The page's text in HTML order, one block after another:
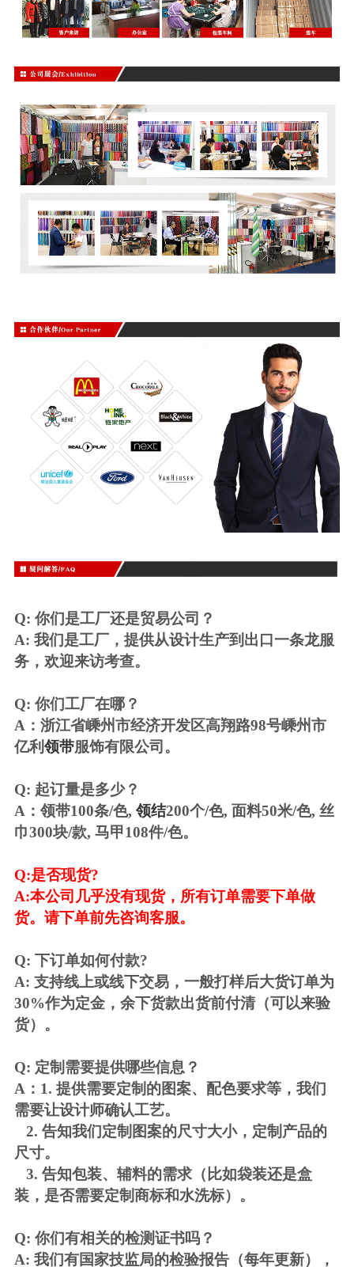
Q: 你们是工厂还是贸易公司？
A: 我们是工厂，提供从设计生产到出口一条龙服
务，欢迎来访考查。
Q: 你们工厂在哪？
A：浙江省嵊州市经济开发区高翔路98号嵊州市
亿利领带服饰有限公司。
Q: 起订量是多少？
A：领带100条/色, 领结200个/色, 面料50米/色, 丝
巾300块/款, 马甲108件/色。
Q:是否现货?
A:本公司几乎没有现货，所有订单需要下单做
货。请下单前先咨询客服。
Q: 下订单如何付款?
A: 支持线上或线下交易，一般打样后大货订单为
30%作为定金，余下货款出货前付清（可以来验
货）。
Q: 定制需要提供哪些信息？
A：1. 提供需要定制的图案、配色要求等，我们
需要让设计师确认工艺。
2. 告知我们定制图案的尺寸大小，定制产品的
尺寸。
3. 告知包装、辅料的需求（比如袋装还是盒
装，是否需要定制商标和水洗标）。
Q: 你们有相关的检测证书吗？
A: 我们有国家技监局的检验报告（每年更新），